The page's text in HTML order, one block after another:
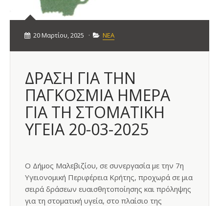
20 Μαρτίου, 2025 · ΝΕΑ
ΔΡΑΣΗ ΓΙΑ ΤΗΝ
ΠΑΓΚΟΣΜΙΑ ΗΜΕΡΑ
ΓΙΑ ΤΗ ΣΤΟΜΑΤΙΚΗ
ΥΓΕΙΑ 20-03-2025
Ο Δήμος Μαλεβιζίου, σε συνεργασία με την 7η
Υγειονομική Περιφέρεια Κρήτης, προχωρά σε μια
σειρά δράσεων ευαισθητοποίησης και πρόληψης
για τη στοματική υγεία, στο πλαίσιο της